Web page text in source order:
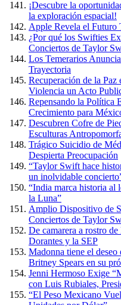
¡Descubre la
la exploración espacial!
Apple Revela el Futuro
¿Por qué los Swifties
Conciertos de Taylor
Los Temerarios
Trayectoria
Recuperación de la
Violencia un Acto
Repensando la Política
Crecimiento para
Descubren Cofre de
Esculturas
Trágico Suicidio de
Despierta Preocupación
“Taylor Swift hace
un inolvidable
“India marca historia al
la Luna”
Amplio Dispositivo de
Conciertos de Taylor
De camarera a rostro
Dorantes y la SEP
Madonna tiene el
Britney Spears en su
Jenni Hermoso Exige
con Luis Rubiales,
“El Peso Mexicano